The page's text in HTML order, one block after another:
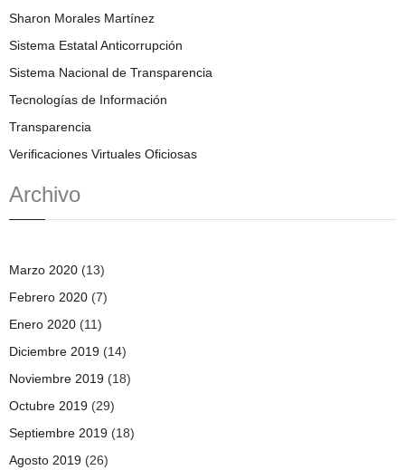
Sharon Morales Martínez
Sistema Estatal Anticorrupción
Sistema Nacional de Transparencia
Tecnologías de Información
Transparencia
Verificaciones Virtuales Oficiosas
Archivo
Marzo 2020 (13)
Febrero 2020 (7)
Enero 2020 (11)
Diciembre 2019 (14)
Noviembre 2019 (18)
Octubre 2019 (29)
Septiembre 2019 (18)
Agosto 2019 (26)